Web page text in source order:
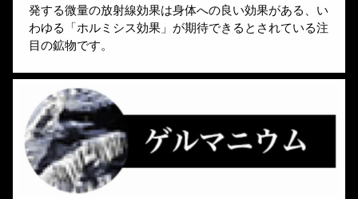
発する微量の放射線効果は身体への良い効果がある、い
わゆる「ホルミシス効果」が期待できるとされている注
目の鉱物です。